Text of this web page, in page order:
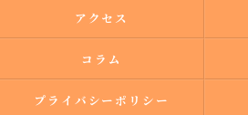
アクセス
コラム
プライバシーポリシー